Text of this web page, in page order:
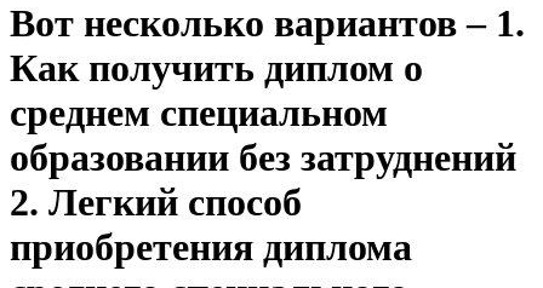
Вот несколько вариантов – 1.
Как получить диплом о
среднем специальном
образовании без затруднений
2. Легкий способ
приобретения диплома